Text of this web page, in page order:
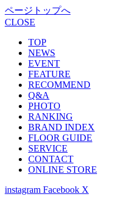
ページトップへ
CLOSE
TOP
NEWS
EVENT
FEATURE
RECOMMEND
Q&A
PHOTO
RANKING
BRAND INDEX
FLOOR GUIDE
SERVICE
CONTACT
ONLINE STORE
instagram Facebook X